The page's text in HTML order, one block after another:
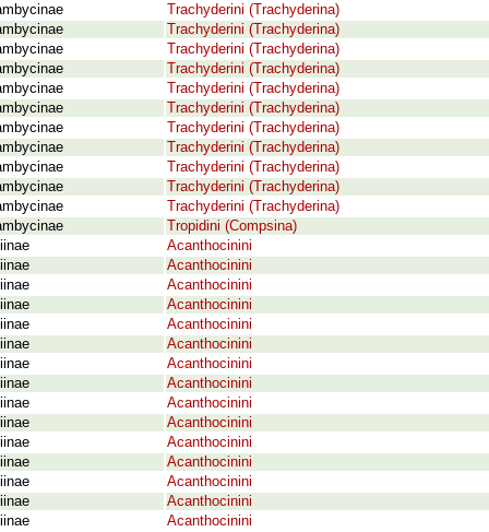
Trachyderini (Trachyderina)
Trachyderini (Trachyderina)
Trachyderini (Trachyderina)
Trachyderini (Trachyderina)
Trachyderini (Trachyderina)
Trachyderini (Trachyderina)
Trachyderini (Trachyderina)
Trachyderini (Trachyderina)
Trachyderini (Trachyderina)
Trachyderini (Trachyderina)
Trachyderini (Trachyderina)
Tropidini (Compsina)
Acanthocinini
Acanthocinini
Acanthocinini
Acanthocinini
Acanthocinini
Acanthocinini
Acanthocinini
Acanthocinini
Acanthocinini
Acanthocinini
Acanthocinini
Acanthocinini
Acanthocinini
Acanthocinini
Acanthocinini